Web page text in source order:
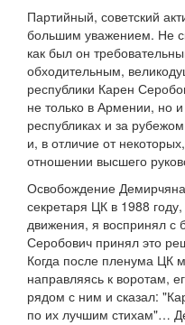
Партийный, советский
большим уважением. Не
как был он
обходительным,
республики Карен
не только в Армении, но
республиках и за
и, в отличие от
отношении высшего
Освобождение
секретаря ЦК в 1988
движения, я воспринял с
Серобович принял это
Когда после пленума ЦК
направляясь к воротам,
рядом с ним и сказал:
по их лучшим стихам"…